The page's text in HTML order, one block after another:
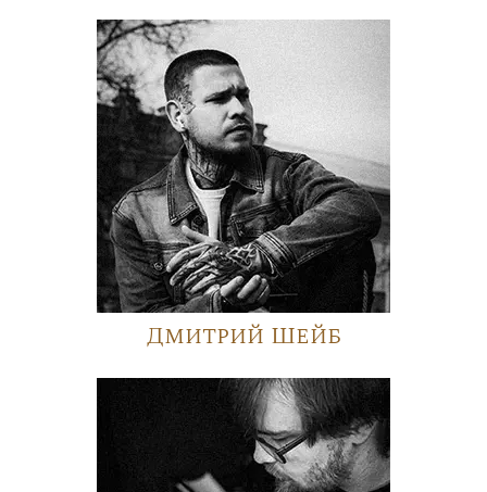
Дмитрий Шейб